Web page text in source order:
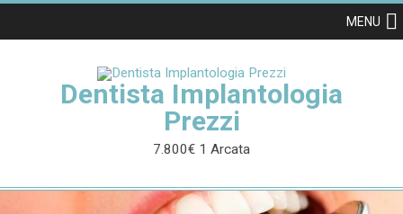
MENU
Dentista Implantologia
Prezzi
7.800€ 1 Arcata